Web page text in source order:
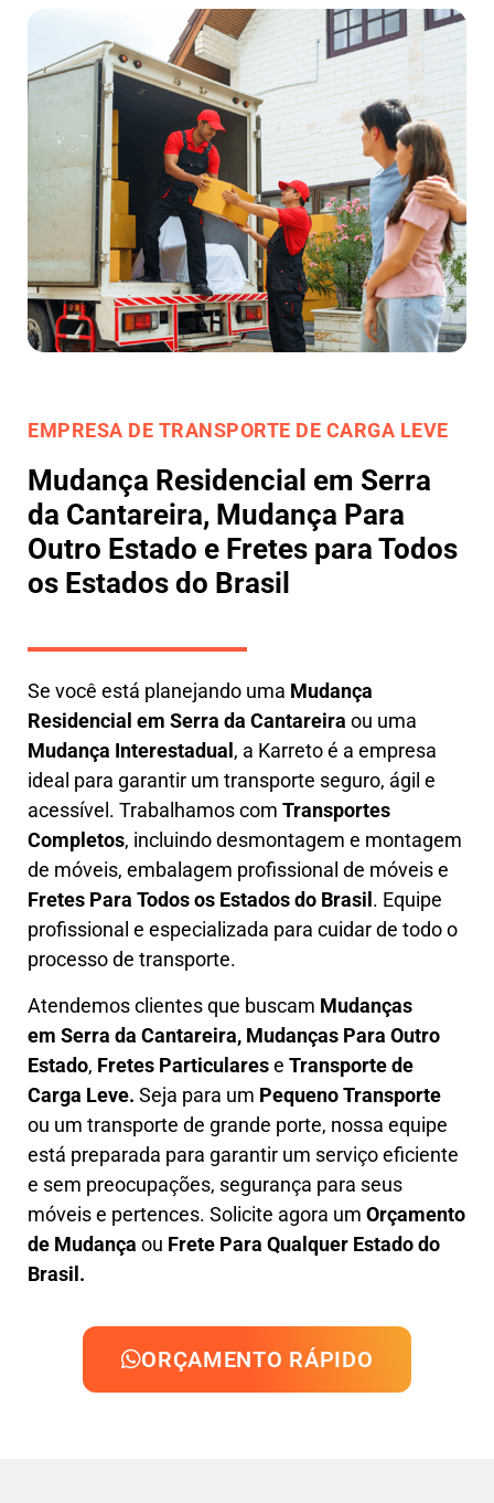
EMPRESA DE TRANSPORTE DE CARGA LEVE
Mudança Residencial em Serra
da Cantareira, Mudança Para
Outro Estado e Fretes para Todos
os Estados do Brasil
Se você está planejando uma Mudança
Residencial em Serra da Cantareira ou uma
Mudança Interestadual , a Karretoé a empresa
ideal para garantir um transporte seguro, ágil e
acessível. Trabalhamos com Transportes
Completos, incluindodesmontagem e montagem
de móveis, embalagem profissional de móveis e
Fretes Para Todos os Estados do Brasil . Equipe
profissional e especializada para cuidar de todo o
processo de transporte.
Atendemos clientes que buscam Mudanças
em Serra da Cantareira, Mudanças Para Outro
Estado, Fretes Particularese Transportede
Carga Leve. Seja para um Pequeno Transporte
ou um transporte de grande porte, nossa equipe
está preparada para garantir um serviço eficiente
e sem preocupações, segurança para seus
móveis e pertences. Solicite agora um Orçamento
de Mudança ou Frete Para Qualquer Estado do
Brasil.
ORÇAMENTO RÁPIDO